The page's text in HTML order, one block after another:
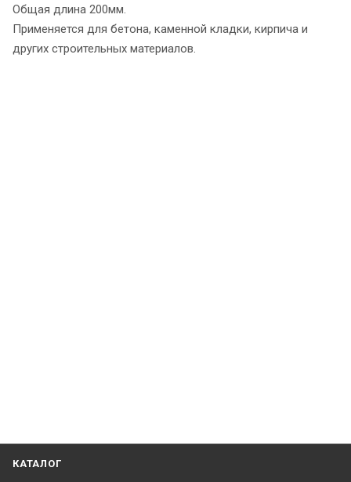
Общая длина 200мм.
Применяется для бетона, каменной кладки, кирпича и
других строительных материалов.
КАТАЛОГ